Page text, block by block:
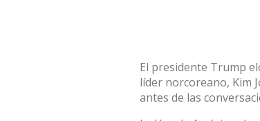
El presidente Trump
líder norcoreano, Kim
antes de las